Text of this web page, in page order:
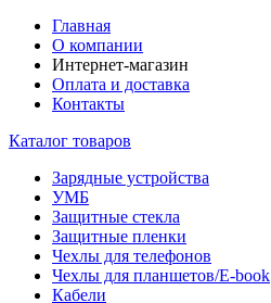
Главная
О компании
Интернет-магазин
Оплата и доставка
Контакты
Каталог товаров
Зарядные устройства
УМБ
Защитные стекла
Защитные пленки
Чехлы для телефонов
Чехлы для планшетов/E-book
Кабели